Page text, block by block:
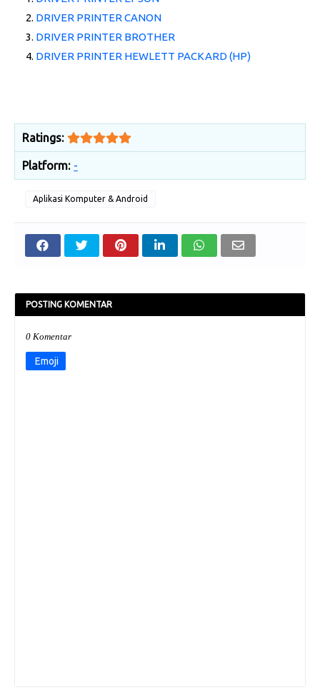
DRIVER PRINTER CANON
DRIVER PRINTER BROTHER
DRIVER PRINTER HEWLETT PACKARD (HP)
Ratings:
Platform: -
Aplikasi Komputer & Android
POSTING KOMENTAR
0 Komentar
Emoji